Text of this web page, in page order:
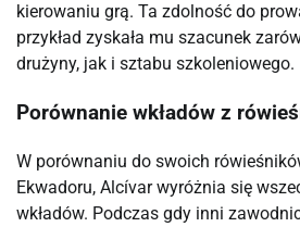
kierowaniu grą. Ta zdolność do
przykład zyskała mu szacunek
drużyny, jak i sztabu szkoleniowego.
Porównanie wkładów z
W porównaniu do swoich
Ekwadoru, Alcívar wyróżnia się
wkładów. Podczas gdy inni